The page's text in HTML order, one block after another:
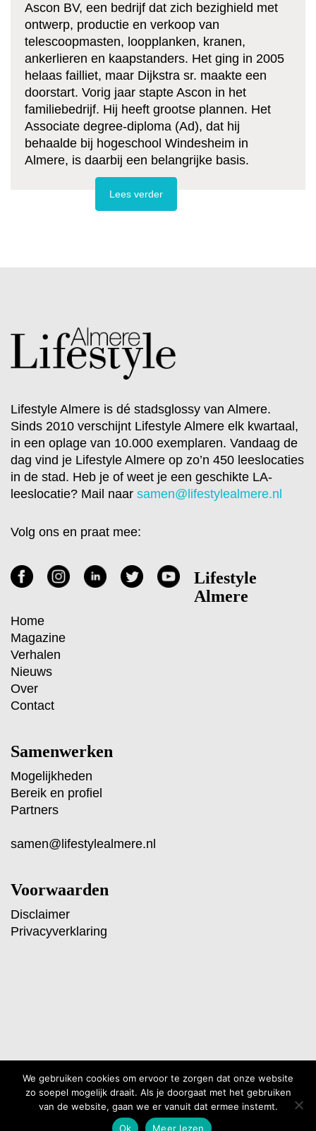
Lees verder
Lees verder
Ascon BV, een bedrijf dat zich bezighield met
ontwerp, productie en verkoop van
telescoopmasten, loopplanken, kranen,
ankerlieren en kaapstanders. Het ging in 2005
helaas failliet, maar Dijkstra sr. maakte een
doorstart. Vorig jaar stapte Ascon in het
familiebedrijf. Hij heeft grootse plannen. Het
Associate degree-diploma (Ad), dat hij
behaalde bij hogeschool Windesheim in
Almere, is daarbij een belangrijke basis.
Lees verder
Lifestyle Almere is dé stadsglossy van Almere.
Sinds 2010 verschijnt Lifestyle Almere elk kwartaal,
in een oplage van 10.000 exemplaren. Vandaag de
dag vind je Lifestyle Almere op zo’n 450 leeslocaties
in de stad. Heb je of weet je een geschikte LA-
leeslocatie? Mail naar samen@lifestylealmere.nl
Volg ons en praat mee:
Lifestyle
Almere
Home
Magazine
Verhalen
Nieuws
Over
Contact
Samenwerken
Mogelijkheden
Bereik en profiel
Partners
samen@lifestylealmere.nl
Voorwaarden
Disclaimer
Privacyverklaring
© Lifestyle Almere BV, 2020 Creatie:puur!fct - Realisatie: Kiesling
We gebruiken cookies om ervoor te zorgen dat onze website
zo soepel mogelijk draait. Als je doorgaat met het gebruiken
van de website, gaan we er vanuit dat ermee instemt.
Ok
Meer lezen